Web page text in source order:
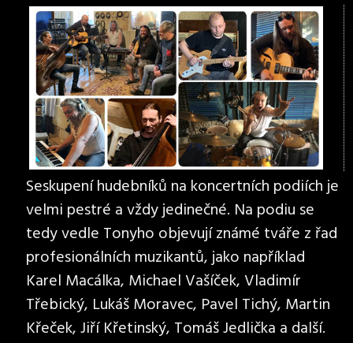
Seskupení hudebníků na koncertních podiích je
velmi pestré a vždy jedinečné. Na podiu se
tedy vedle Tonyho objevují známé tváře z řad
profesionálních muzikantů, jako například
Karel Macálka, Michael Vašíček, Vladimír
Třebický, Lukáš Moravec, Pavel Tichý, Martin
Křeček, Jiří Křetinský, Tomáš Jedlička a další.